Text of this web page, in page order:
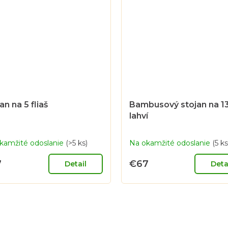
na 5 fliaš
odoslanie (>5 ks)
Detail
Bambusový stojan na
lahví
Na okamžité odoslanie (5
€67